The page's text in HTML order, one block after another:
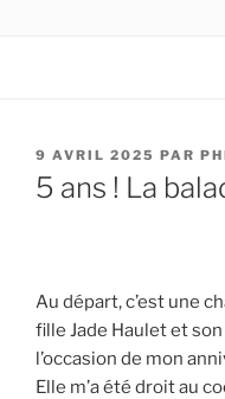
PUBLIÉ
LE
9 AVRIL 2025 PAR
5 ans ! La
Au départ, c’est une
fille Jade Haulet et
l’occasion de mon
Elle m’a été droit au